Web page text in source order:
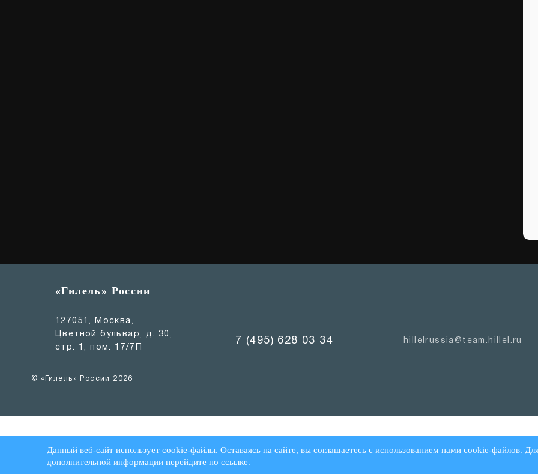
«Гилель» России
127051, Москва,
Цветной бульвар, д. 30,
стр. 1, пом. 17/7П
© «Гилель» России 2026
7 (495) 628 03 34 hillelrussia@team.hillel.ru
Данный веб-сайт использует cookie-файлы. Оставаясь на сайте, вы соглашаетесь с использованием нами cookie-файлов.
дополнительной информации перейдите по ссылке.